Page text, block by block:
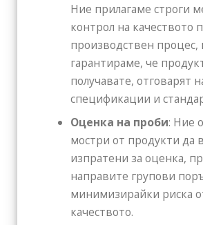
Ние прилагаме строги
контрол на качеството
производствен процес,
гарантираме, че
получавате, отговарят
спецификации и
Оценка на проби: Ние
мостри от продукти да
изпратени за оценка,
направите групови
минимизирайки риска
качеството.